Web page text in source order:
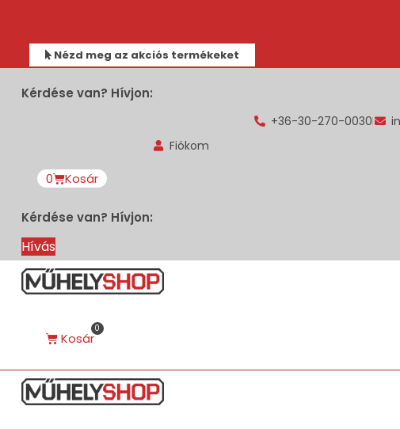
Nézd meg az akciós termékeket
Kérdése van? Hívjon:
+36-30-270-0030
Fiókom
0 Kosár
Kérdése van? Hívjon:
Hívás
0
Kosár